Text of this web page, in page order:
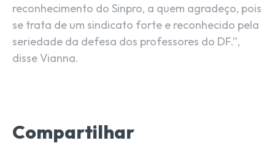
reconhecimento do Sinpro, a quem agradeço, pois
se trata de um sindicato forte e reconhecido pela
seriedade da defesa dos professores do DF.”,
disse Vianna.
Compartilhar